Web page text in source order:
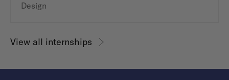
Design
View all internships